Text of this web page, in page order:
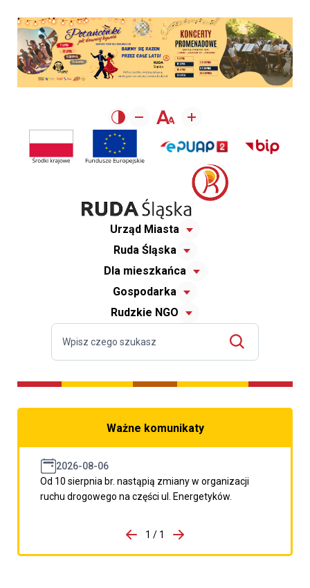
Urząd Miasta
Ruda Śląska
Dla mieszkańca
Gospodarka
Rudzkie NGO
Ważne komunikaty
2026-08-06
Od 10 sierpnia br. nastąpią zmiany w organizacji
ruchu drogowego na części ul. Energetyków.
porzpedniego komunikatu
1 / 1
Przejdź do następnego